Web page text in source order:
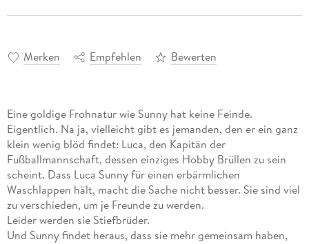
Merken Empfehlen Bewerten
Eine goldige Frohnatur wie Sunny hat keine Feinde.
Eigentlich. Na ja, vielleicht gibt es jemanden, den er ein ganz
klein wenig blöd findet: Luca, den Kapitän der
Fußballmannschaft, dessen einziges Hobby Brüllen zu sein
scheint. Dass Luca Sunny für einen erbärmlichen
Waschlappen hält, macht die Sache nicht besser. Sie sind viel
zu verschieden, um je Freunde zu werden.
Leider werden sie Stiefbrüder.
Und Sunny findet heraus, dass sie mehr gemeinsam haben,